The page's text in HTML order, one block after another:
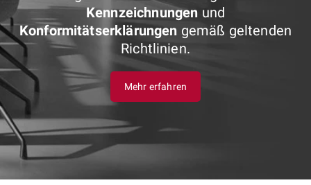
Kennzeichnungen und
Konformitätserklärungen gemäß geltenden
Richtlinien.
Mehr erfahren